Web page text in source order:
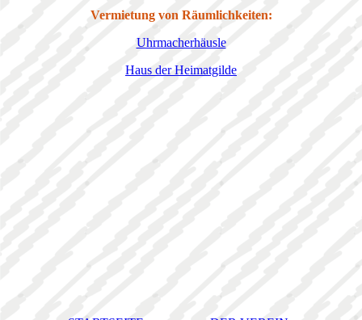
Vermietung von Räumlichkeiten:
Uhrmacherhäusle
Haus der Heimatgilde